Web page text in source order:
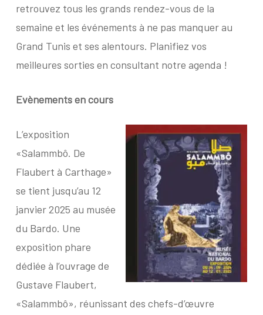
retrouvez tous les grands rendez-vous de la
semaine et les événements à ne pas manquer au
Grand Tunis et ses alentours. Planifiez vos
meilleures sorties en consultant notre agenda !
Evènements en cours
L’exposition
«Salammbô. De
Flaubert à Carthage»
se tient jusqu’au 12
janvier 2025 au musée
du Bardo. Une
exposition phare
dédiée à l’ouvrage de
Gustave Flaubert,
«Salammbô», réunissant des chefs-d’œuvre